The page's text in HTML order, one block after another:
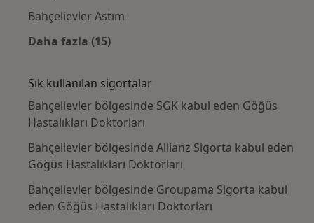
Bahçelievler Astım
Daha fazla (15)
Sık kullanılan sigortalar
Bahçelievler bölgesinde SGK kabul eden Göğüs
Hastalıkları Doktorları
Bahçelievler bölgesinde Allianz Sigorta kabul eden
Göğüs Hastalıkları Doktorları
Bahçelievler bölgesinde Groupama Sigorta kabul
eden Göğüs Hastalıkları Doktorları